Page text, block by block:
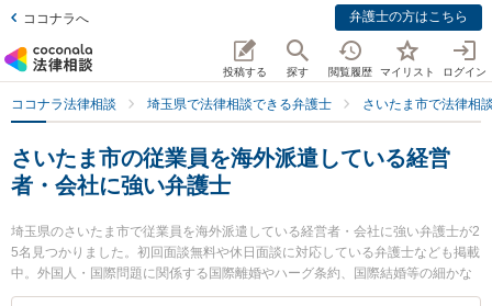
ココナラへ 弁護士の方はこちら
投稿する 探す 閲覧履歴 マイリスト ログイン
ココナラ法律相談 埼玉県で法律相談できる弁護士 さいたま市で法律相
さいたま市の従業員を海外派遣している経営
者・会社に強い弁護士
埼玉県のさいたま市で従業員を海外派遣している経営者・会社に強い弁護士が2
5名見つかりました。初回面談無料や休日面談に対応している弁護士なども掲載
中。外国人・国際問題に関係する国際離婚やハーグ条約、国際結婚等の細かな
分野での絞り込み検索もでき便利です。特に工藤啓介法律事務所の工藤 啓介弁